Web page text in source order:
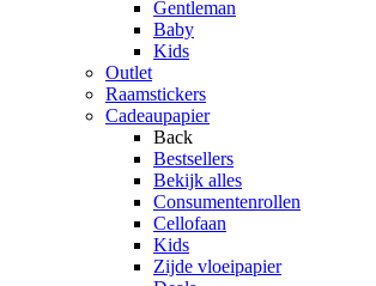
Gentleman
Baby
Kids
Outlet
Raamstickers
Cadeaupapier
Back
Bestsellers
Bekijk alles
Consumentenrollen
Cellofaan
Kids
Zijde vloeipapier